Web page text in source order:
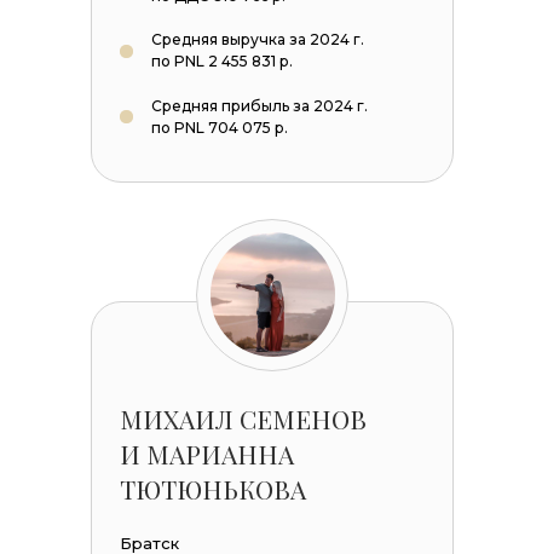
Средняя выручка за 2024 г.
по PNL 2 455 831 р.
Средняя прибыль за 2024 г.
по PNL 704 075 р.
МИХАИЛ СЕМЕНОВ
И МАРИАННА
ТЮТЮНЬКОВА
Братск